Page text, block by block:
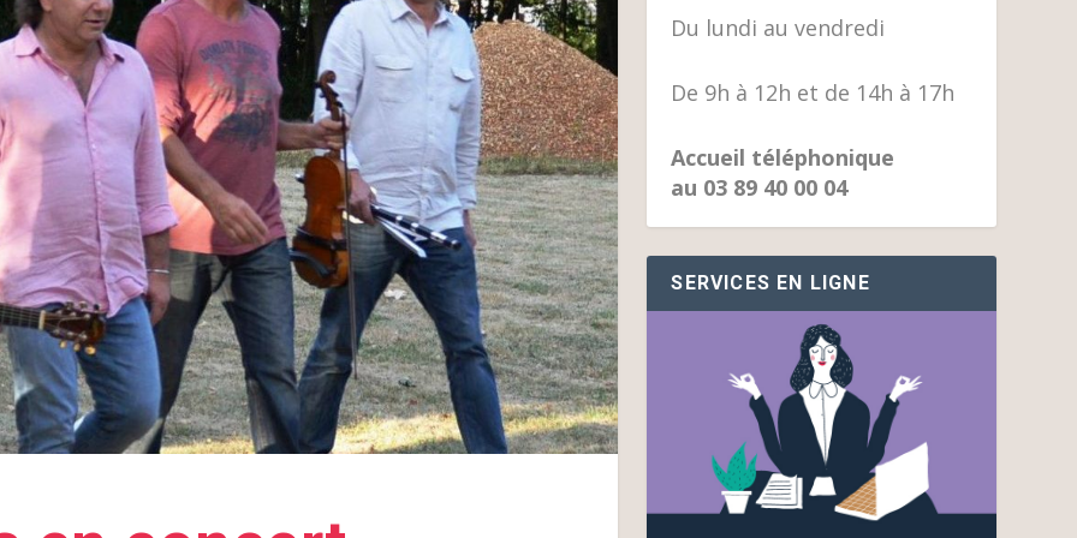
Du lundi au vendredi
De 9h à 12h et de 14h à 17h
Accueil téléphonique
au 03 89 40 00 04
SERVICES EN LIGNE